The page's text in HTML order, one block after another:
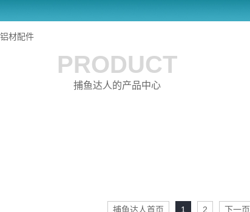
材配件
PRODUCT
捕鱼达人的产品中心
捕鱼达人首页 1 2 下一页